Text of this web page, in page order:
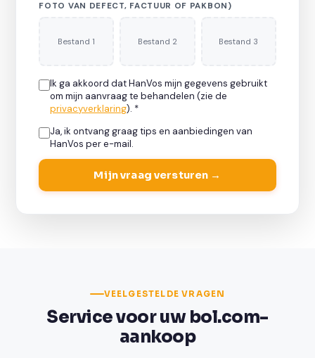
FOTO VAN DEFECT, FACTUUR OF PAKBON)
Bestand 1 Bestand 2 Bestand 3
Ik ga akkoord dat HanVos mijn gegevens gebruikt
om mijn aanvraag te behandelen (zie de
privacyverklaring). *
Ja, ik ontvang graag tips en aanbiedingen van
HanVos per e-mail.
Mijn vraag versturen →
VEELGESTELDE VRAGEN
Service voor uw bol.com-
aankoop